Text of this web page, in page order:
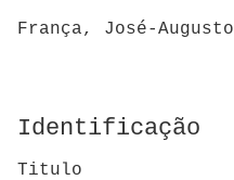
França, José-Augusto
Identificação
Titulo